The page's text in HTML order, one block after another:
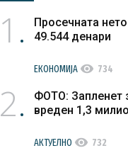
1
Просечната
49.544 денари
ЕКОНОМИЈА visibility 734
2
ФОТО: Запленет
вреден 1,3
АКТУЕЛНО visibility 732